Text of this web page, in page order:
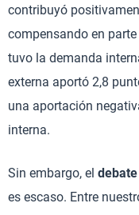
contribuyó
compensando en
tuvo la demanda
externa aportó 2,8
una aportación
interna.
Sin embargo, el
es escaso. Entre